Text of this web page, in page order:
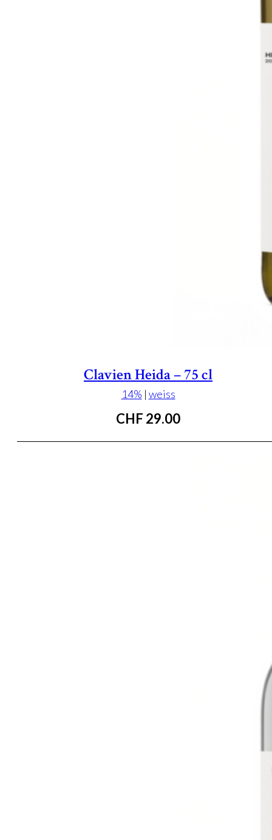
Clavien Heida – 75 cl
14% | weiss
CHF 29.00